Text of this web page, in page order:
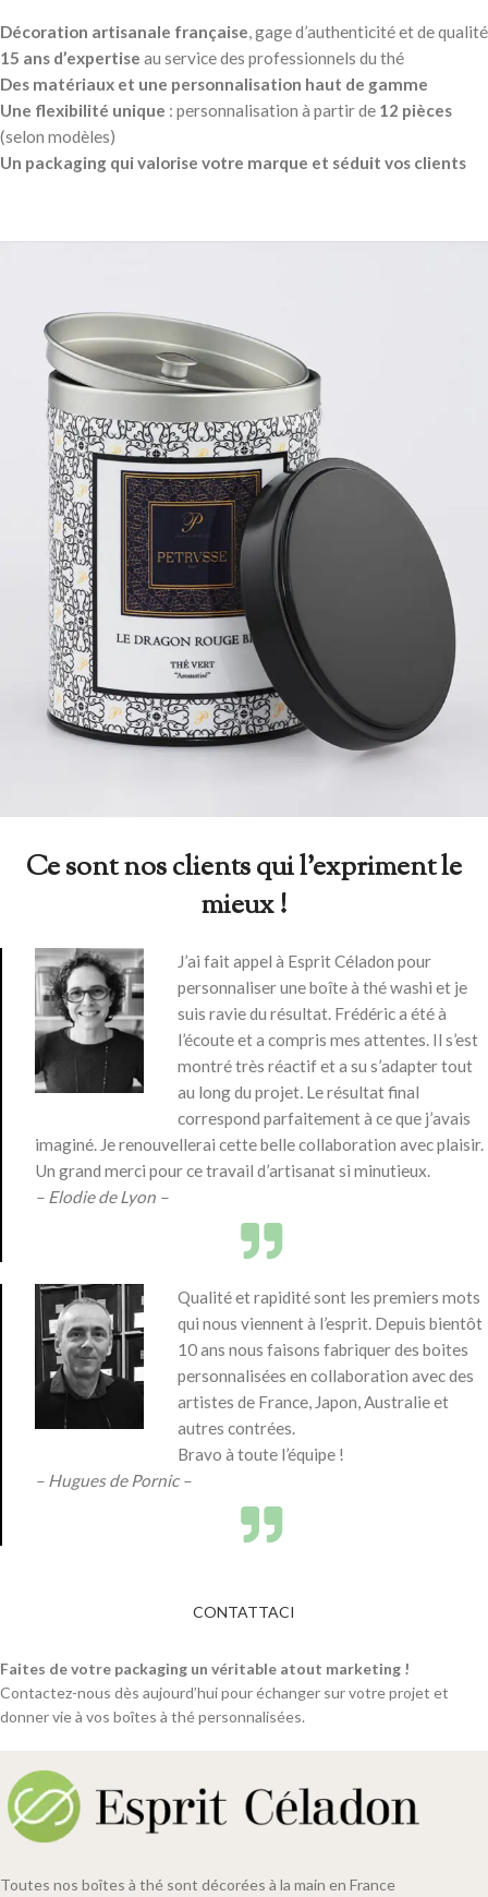
Décoration artisanale française, gage d’authenticité et de qualité
15 ans d’expertise au service des professionnels du thé
Des matériaux et une personnalisation haut de gamme
Une flexibilité unique : personnalisation à partir de 12 pièces
(selon modèles)
Un packaging qui valorise votre marque et séduit vos clients
Ce sont nos clients qui l’expriment le
mieux !
J’ai fait appel à Esprit Céladon pour
personnaliser une boîte à thé washi et je
suis ravie du résultat. Frédéric a été à
l’écoute et a compris mes attentes. Il s’est
montré très réactif et a su s’adapter tout
au long du projet. Le résultat final
correspond parfaitement à ce que j’avais
imaginé. Je renouvellerai cette belle collaboration avec plaisir.
Un grand merci pour ce travail d’artisanat si minutieux.
– Elodie de Lyon –
Qualité et rapidité sont les premiers mots
qui nous viennent à l’esprit. Depuis bientôt
10 ans nous faisons fabriquer des boites
personnalisées en collaboration avec des
artistes de France, Japon, Australie et
autres contrées.
Bravo à toute l’équipe !
– Hugues de Pornic –
CONTATTACI
Faites de votre packaging un véritable atout marketing !
Contactez-nous dès aujourd’hui pour échanger sur votre projet et
donner vie à vos boîtes à thé personnalisées.
Toutes nos boîtes à thé sont décorées à la main en France